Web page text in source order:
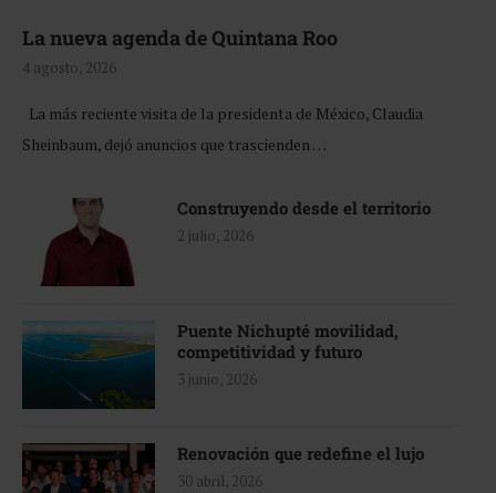
La nueva agenda de Quintana Roo
4 agosto, 2026
La más reciente visita de la presidenta de México, Claudia
Sheinbaum, dejó anuncios que trascienden …
Construyendo desde el territorio
2 julio, 2026
Puente Nichupté movilidad,
competitividad y futuro
3 junio, 2026
Renovación que redefine el lujo
30 abril, 2026